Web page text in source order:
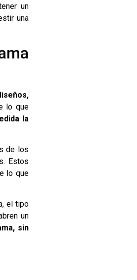
un
una
lo que
la
de los
Estos
lo que
el tipo
un
sin